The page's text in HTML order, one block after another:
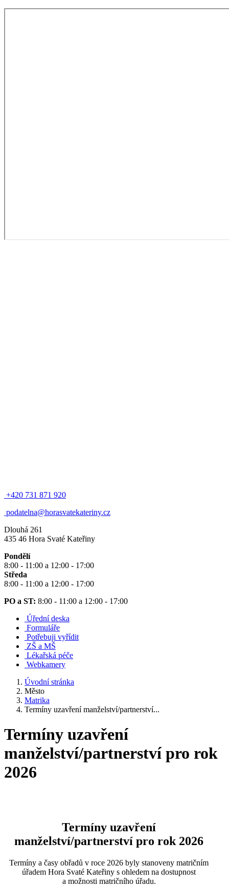
+420 731 871 920
podatelna@horasvatekateriny.cz
Dlouhá 261
435 46 Hora Svaté Kateřiny
Pondělí
8:00 - 11:00 a 12:00 - 17:00
Středa
8:00 - 11:00 a 12:00 - 17:00
PO a ST: 8:00 - 11:00 a 12:00 - 17:00
Úřední deska
Formuláře
Potřebuji vyřídit
ZŠ a MŠ
Lékařská péče
Webkamery
Úvodní stránka
Město
Matrika
Termíny uzavření manželství/partnerství...
Termíny uzavření
manželství/partnerství pro rok
2026
Termíny uzavření
manželství/partnerství pro rok 2026
Termíny a časy obřadů v roce 2026 byly stanoveny matričním
úřadem Hora Svaté Kateřiny s ohledem na dostupnost
a možnosti matričního úřadu.